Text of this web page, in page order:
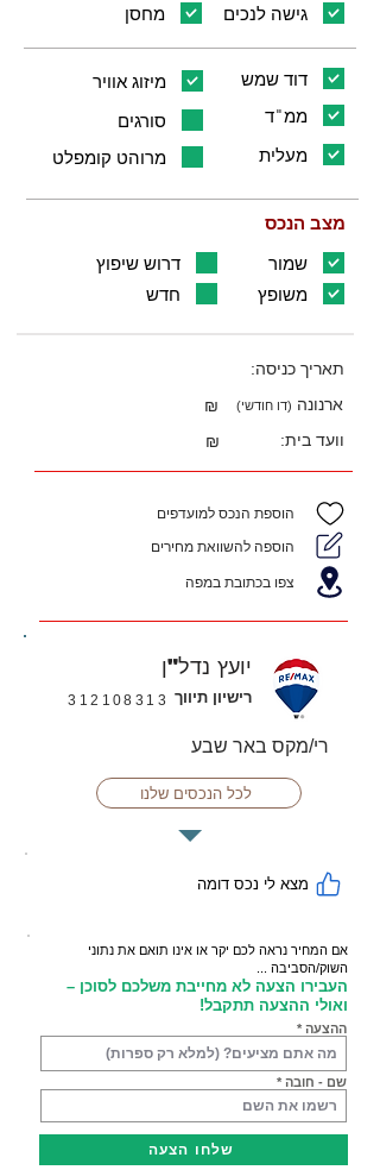
מחסן
גישה לנכים
מיזוג אוויר
דוד שמש
סורגים
ממ"ד
מרוהט קומפלט
מעלית
מצב הנכס
דרוש שיפוץ
שמור
חדש
משופץ
תאריך כניסה:
₪
ארנונה (דו חודשי)
₪ וועד בית:
הוספת הנכס למועדפים
הוספה להשוואת מחירים
צפו בכתובת במפה
יועץ נדל"ן
312108313 רישיון תיווך
רי/מקס באר שבע
לכל הנכסים שלנו
מצא לי נכס דומה
אם המחיר נראה לכם יקר או אינו תואם את נתוני
השוק/הסביבה ...
העבירו הצעה לא מחייבת משלכם לסוכן –
ואולי ההצעה תתקבל!
ההצעה
שם - חובה
שלחו הצעה